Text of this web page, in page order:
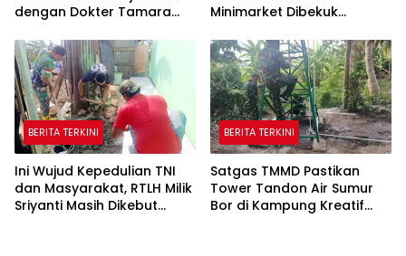
dengan Dokter Tamara
Minimarket Dibekuk
BERITA TERKINI
Ini Wujud Kepedulian TNI
dan Masyarakat, RTLH Milik
Sriyanti Masih Dikebut
BERITA TERKINI
Satgas TMMD Pastikan
Tower Tandon Air Sumur
Bor di Kampung Kreatif